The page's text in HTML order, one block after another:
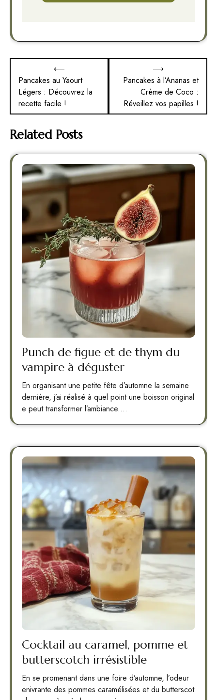
Navigation
de
l’article
⟵
Pancakes au Yaourt
Légers : Découvrez la
recette facile !
Pancakes à l’Ananas et
Crème de Coco :
Réveillez vos papilles !
⟶
Related Posts
Punch de figue et de thym du
vampire à déguster
En organisant une petite fête d’automne la semaine
dernière, j’ai réalisé à quel point une boisson original
e peut transformer l’ambiance.…
Cocktail au caramel, pomme et
butterscotch irrésistible
En se promenant dans une foire d’automne, l’odeur
enivrante des pommes caramélisées et du butterscot